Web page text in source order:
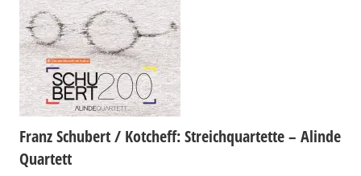
Franz Schubert / Kotcheff: Streichquartette – Alinde
Quartett